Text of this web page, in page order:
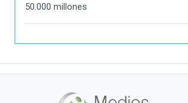
50.000 millones